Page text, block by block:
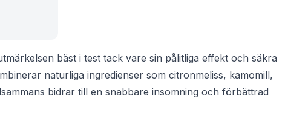
bäst i test tack vare sin pålitliga effekt och säkra
naturliga ingredienser som citronmeliss, kamomill,
bidrar till en snabbare insomning och förbättrad